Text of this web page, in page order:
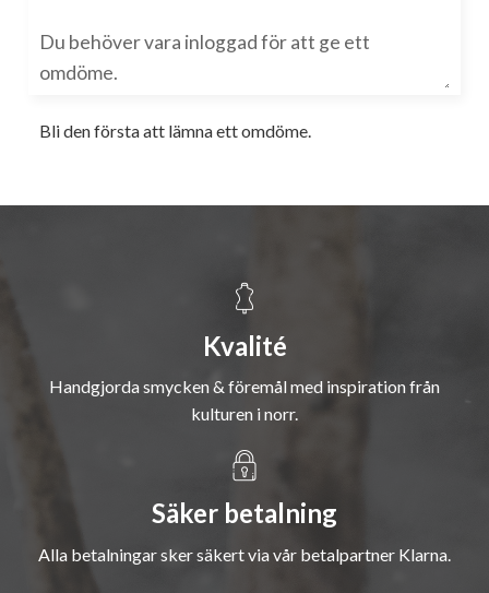
Bli den första att lämna ett omdöme.
Kvalité
Handgjorda smycken & föremål med inspiration från
kulturen i norr.
Säker betalning
Alla betalningar sker säkert via vår betalpartner Klarna.